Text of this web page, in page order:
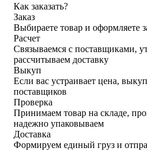
Как заказать?
Заказ
Выбираете товар и оформляете
Расчет
Связываемся с поставщиками,
рассчитываем доставку
Выкуп
Если вас устраивает цена,
поставщиков
Проверка
Принимаем товар на складе,
надежно упаковываем
Доставка
Формируем единый груз и